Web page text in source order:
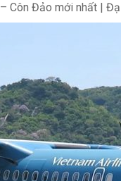
Côn Đảo mới nhất |